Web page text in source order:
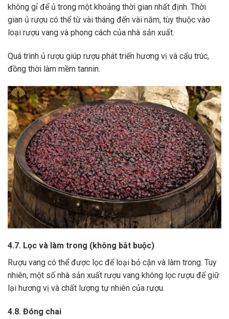
không gỉ để ủ trong một khoảng thời gian nhất định. Thời
gian ủ rượu có thể từ vài tháng đến vài năm, tùy thuộc vào
loại rượu vang và phong cách của nhà sản xuất.
Quá trình ủ rượu giúp rượu phát triển hương vị và cấu trúc,
đồng thời làm mềm tannin.
4.7. Lọc và làm trong (không bắt buộc)
Rượu vang có thể được lọc để loại bỏ cặn và làm trong. Tuy
nhiên, một số nhà sản xuất rượu vang không lọc rượu để giữ
lại hương vị và chất lượng tự nhiên của rượu.
4.8. Đóng chai